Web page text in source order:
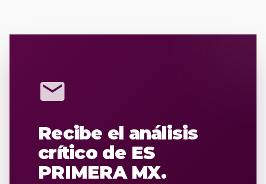
mail
Recibe el análisis
crítico de ES
PRIMERA MX.